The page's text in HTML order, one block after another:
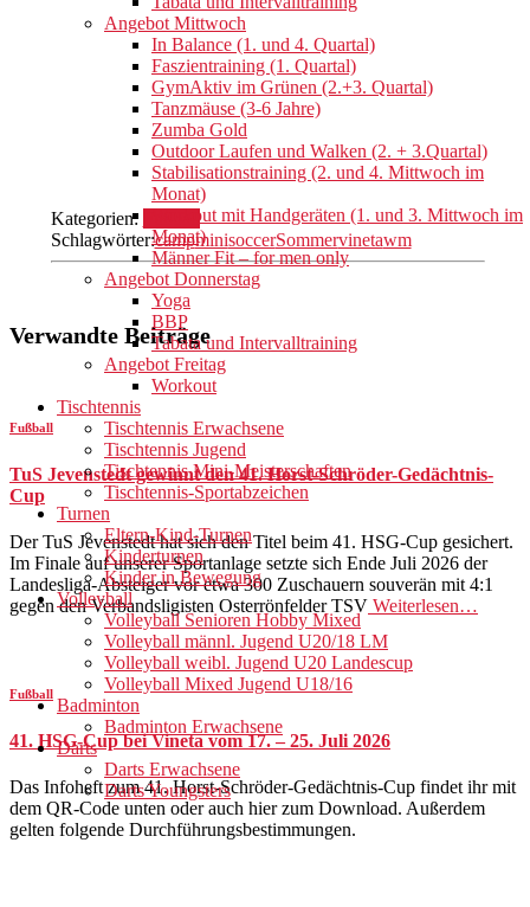
Angebot Mittwoch
In Balance (1. und 4. Quartal)
Faszientraining (1. Quartal)
GymAktiv im Grünen (2.+3. Quartal)
Tanzmäuse (3-6 Jahre)
Zumba Gold
Outdoor Laufen und Walken (2. + 3.Quartal)
Stabilisationstraining (2. und 4. Mittwoch im
Monat)
Workout mit Handgeräten (1. und 3. Mittwoch im
Monat)
Männer Fit – for men only
Angebot Donnerstag
Yoga
BBP
Tabata und Intervalltraining
Angebot Freitag
Workout
Tischtennis
Tischtennis Erwachsene
Tischtennis Jugend
Tischtennis Mini-Meisterschaften
Tischtennis-Sportabzeichen
Turnen
Eltern-Kind-Turnen
Kinderturnen
Kinder in Bewegung
Volleyball
Volleyball Senioren Hobby Mixed
Volleyball männl. Jugend U20/18 LM
Volleyball weibl. Jugend U20 Landescup
Volleyball Mixed Jugend U18/16
Badminton
Badminton Erwachsene
Darts
Darts Erwachsene
Darts Youngsters
Kategorien:
Schlagwörter:campminisoccerSommervinetawm
Verwandte Beiträge
Fußball
TuS Jevenstedt gewinnt den 41. Horst-Schröder-Gedächtnis-
Cup
Der TuS Jevenstedt hat sich den Titel beim 41. HSG-Cup gesichert.
Im Finale auf unserer Sportanlage setzte sich Ende Juli 2026 der
Landesliga-Absteiger vor etwa 300 Zuschauern souverän mit 4:1
gegen den Verbandsligisten Osterrönfelder TSV Weiterlesen…
Fußball
41. HSG-Cup bei Vineta vom 17. – 25. Juli 2026
Das Infoheft zum 41. Horst-Schröder-Gedächtnis-Cup findet ihr mit
dem QR-Code unten oder auch hier zum Download. Außerdem
gelten folgende Durchführungsbestimmungen.